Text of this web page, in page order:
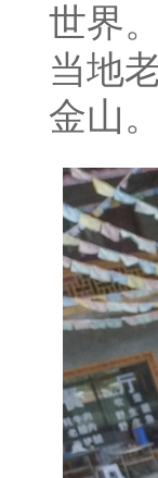
世界
当地
金山。